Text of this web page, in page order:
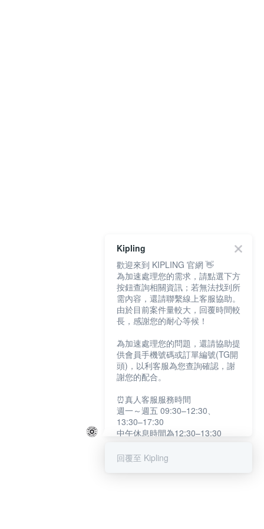
Kipling
歡迎來到 KIPLING 官網 👋
為加速處理您的需求，請點選下方
按鈕查詢相關資訊；若無法找到所
需內容，還請聯繫線上客服協助。
由於目前案件量較大，回覆時間較
長，感謝您的耐心等候！
為加速處理您的問題，還請協助提
供會員手機號碼或訂單編號(TG開
頭)，以利客服為您查詢確認，謝
謝您的配合。
⏰真人客服服務時間
週一～週五 09:30–12:30、
13:30–17:30
中午休息時間為12:30–13:30
提醒您：系統會自動已讀訊息，如
回覆至 Kipling